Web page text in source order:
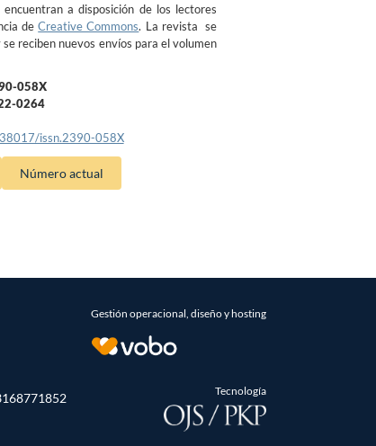
encuentran a disposición de los lectores
deCreative Commons. La revista se
reciben nuevos envíos para el volumen
058X
0264
issn.2390-058X
Número actual
Gestión operacional, diseño y hosting
Tecnología